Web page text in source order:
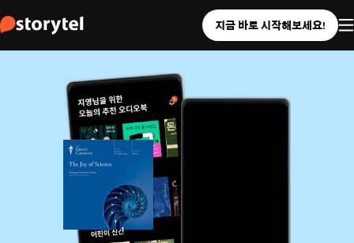
지금 바로 시작해보세요!